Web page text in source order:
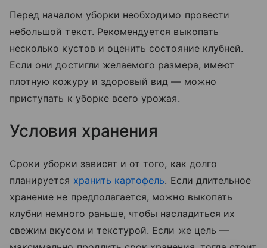
Перед началом уборки необходимо провести
небольшой текст. Рекомендуется выкопать
несколько кустов и оценить состояние клубней.
Если они достигли желаемого размера, имеют
плотную кожуру и здоровый вид — можно
приступать к уборке всего урожая.
Условия хранения
Сроки уборки зависят и от того, как долго
планируется хранить картофель. Если длительное
хранение не предполагается, можно выкопать
клубни немного раньше, чтобы насладиться их
свежим вкусом и текстурой. Если же цель —